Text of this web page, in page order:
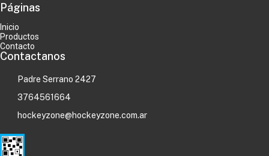
Páginas
Inicio
Productos
Contacto
Contactanos
Padre Serrano 2427
3764561664
hockeyzone@hockeyzone.com.ar